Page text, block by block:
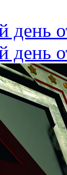
день
день